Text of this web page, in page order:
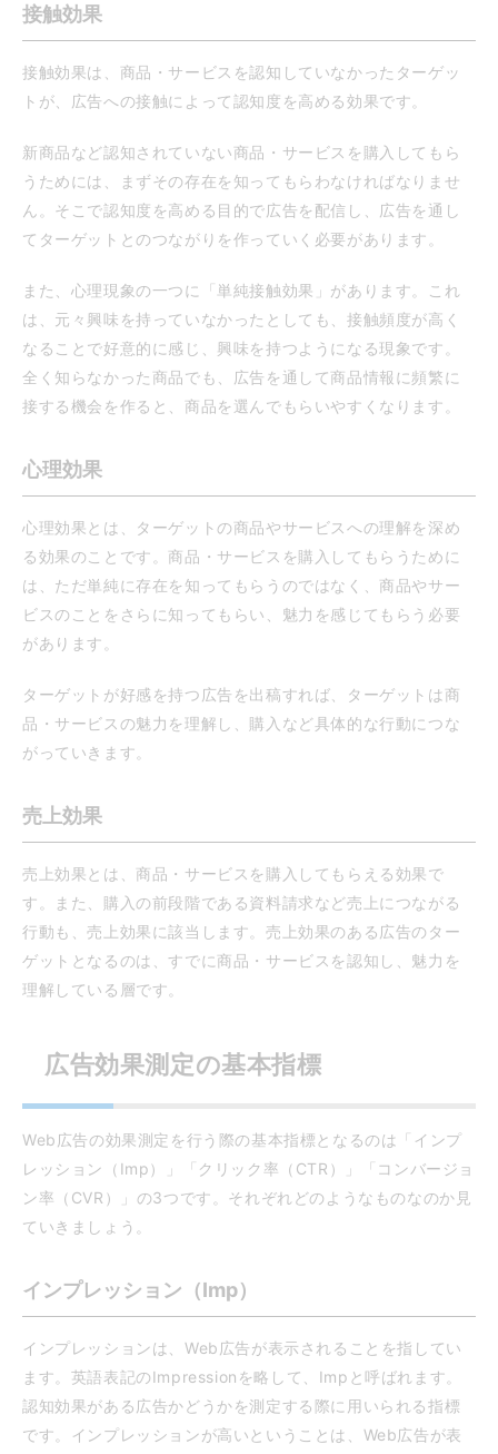
接触効果
接触効果は、商品・サービスを認知していなかったターゲッ
トが、広告への接触によって認知度を高める効果です。
新商品など認知されていない商品・サービスを購入してもら
うためには、まずその存在を知ってもらわなければなりませ
ん。そこで認知度を高める目的で広告を配信し、広告を通し
てターゲットとのつながりを作っていく必要があります。
また、心理現象の一つに「単純接触効果」があります。これ
は、元々興味を持っていなかったとしても、接触頻度が高く
なることで好意的に感じ、興味を持つようになる現象です。
全く知らなかった商品でも、広告を通して商品情報に頻繁に
接する機会を作ると、商品を選んでもらいやすくなります。
心理効果
心理効果とは、ターゲットの商品やサービスへの理解を深め
る効果のことです。商品・サービスを購入してもらうために
は、ただ単純に存在を知ってもらうのではなく、商品やサー
ビスのことをさらに知ってもらい、魅力を感じてもらう必要
があります。
ターゲットが好感を持つ広告を出稿すれば、ターゲットは商
品・サービスの魅力を理解し、購入など具体的な行動につな
がっていきます。
売上効果
売上効果とは、商品・サービスを購入してもらえる効果で
す。また、購入の前段階である資料請求など売上につながる
行動も、売上効果に該当します。売上効果のある広告のター
ゲットとなるのは、すでに商品・サービスを認知し、魅力を
理解している層です。
広告効果測定の基本指標
Web広告の効果測定を行う際の基本指標となるのは「インプ
レッション（Imp）」「クリック率（CTR）」「コンバージョ
ン率（CVR）」の3つです。それぞれどのようなものなのか見
ていきましょう。
インプレッション（Imp）
インプレッションは、Web広告が表示されることを指してい
ます。英語表記のImpressionを略して、Impと呼ばれます。
認知効果がある広告かどうかを測定する際に用いられる指標
です。インプレッションが高いということは、Web広告が表